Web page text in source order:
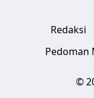
Redaksi
Pedoman
©